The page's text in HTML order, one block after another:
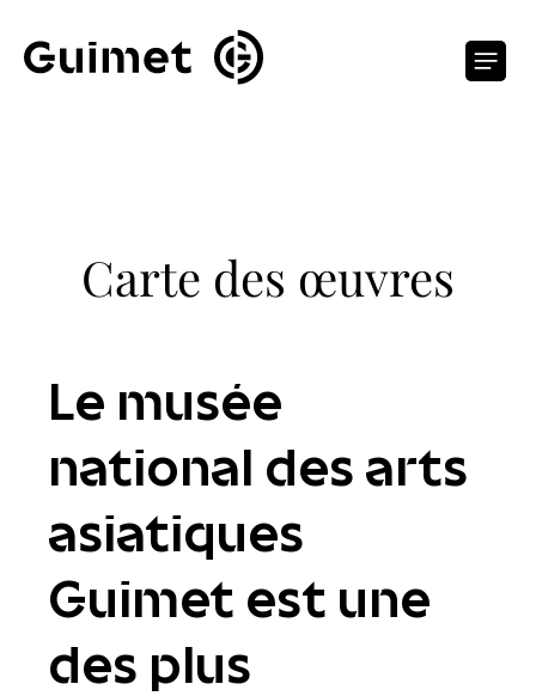
Carte des œuvres
Le musée
national des arts
asiatiques
Guimet est une
des plus